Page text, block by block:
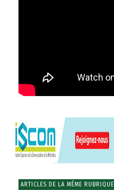
ARTICLES DE LA MÊME RUBRIQUE